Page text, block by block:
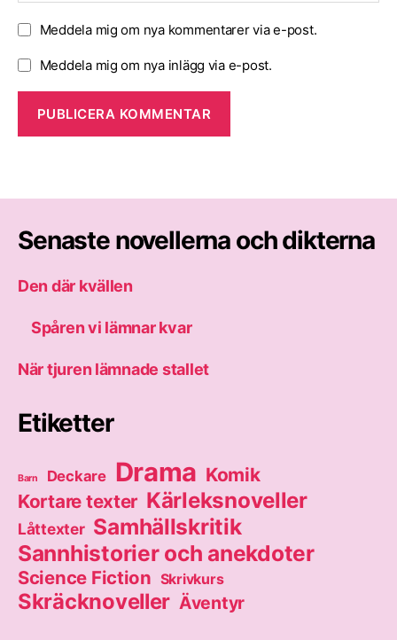
Meddela mig om nya kommentarer via e-post.
Meddela mig om nya inlägg via e-post.
Senaste novellerna och dikterna
Den där kvällen
Spåren vi lämnar kvar
När tjuren lämnade stallet
Etiketter
Barn Deckare Drama Komik
Kortare texter Kärleksnoveller
Låttexter Samhällskritik
Sannhistorier och anekdoter
Science Fiction Skrivkurs
Skräcknoveller Äventyr